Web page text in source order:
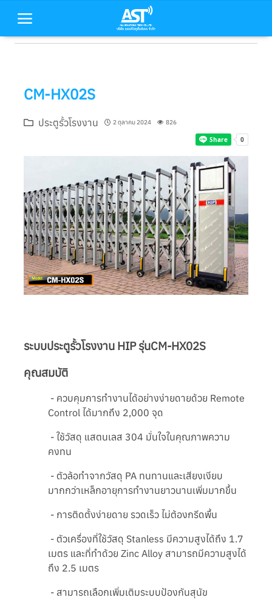
บริการของเรา
บทความ
เกี่ยวกับเรา
ติดต่อเรา
CM-HX02S
ประตูรั้วโรงงาน 2 ตุลาคม 2024 826
ระบบประตูรั้วโรงงาน HIP รุ่นCM-HX02S
คุณสมบัติ
- ควบคุมการทำงานได้อย่างง่ายดายด้วย Remote
Control ได้มากถึง 2,000 จุด
- ใช้วัสดุ แสตนเลส 304 มั่นใจในคุณภาพความ
คงทน
- ตัวล้อทำจากวัสดุ PA ทนทานและเสียงเงียบ
มากกว่าเหล็กอายุการทำงานยาวนานเพิ่มมากขึ้น
- การติดตั้งง่ายดาย รวดเร็ว ไม่ต้องกรีดพื้น
- ตัวเครื่องที่ใช้วัสดุ Stanless มีความสูงได้ถึง 1.7
เมตร และที่ทำด้วย Zinc Alloy สามารถมีความสูงได้
ถึง 2.5 เมตร
- สามารถเลือกเพิ่มเติมระบบป้องกันสุนัข